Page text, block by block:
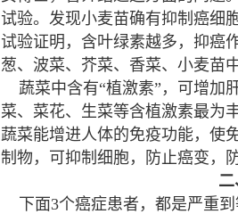
试验。发现小麦苗确有抑制癌细
试验证明，含叶绿素越多，抑癌
葱、波菜、芥菜、香菜、小麦苗
蔬菜中含有“植激素”，可增加
菜、菜花、生菜等含植激素最为丰
蔬菜能增进人体的免疫功能，使
制物，可抑制细胞，防止癌变，
下面3个癌症患者，都是严重